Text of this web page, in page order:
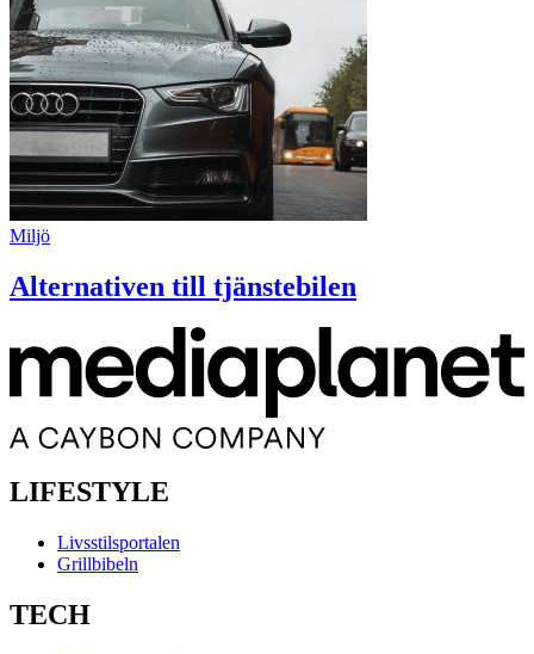
Miljö
Alternativen till tjänstebilen
LIFESTYLE
Livsstilsportalen
Grillbibeln
TECH